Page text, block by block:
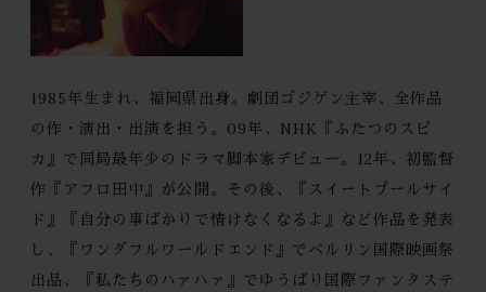
1985年生まれ、福岡県出身。劇団ゴジゲン主宰、全作品
の作・演出・出演を担う。09年、NHK『ふたつのスピ
カ』で同局最年少のドラマ脚本家デビュー。12年、初監督
作『アフロ田中』が公開。その後、『スイートプールサイ
ド』『自分の事ばかりで情けなくなるよ』など作品を発表
し、『ワンダフルワールドエンド』でベルリン国際映画祭
出品、『私たちのハァハァ』でゆうばり国際ファンタステ